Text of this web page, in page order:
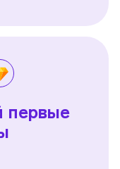
первые